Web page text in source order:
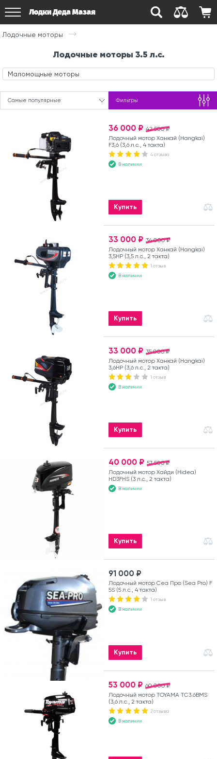
Лодки Деда Мазая
Лодочные моторы
Лодочные моторы 3.5 л.с.
Маломощные моторы
Самые популярные Фильтры
42 500 ₽
36 000 ₽
Лодочный мотор Ханкай (Hangkai)
F3,6 (3,6 л.с., 4 такта)
4 отзыва
В наличии
Купить
34 000 ₽
33 000 ₽
Лодочный мотор Ханкай (Hangkai)
3,5HP (3,5 л.с., 2 такта)
1 отзыв
В наличии
Купить
35 000 ₽
33 000 ₽
Лодочный мотор Ханкай (Hangkai)
3,6HP (3,6 л.с., 2 такта)
1 отзыв
В наличии
Купить
57 500 ₽
40 000 ₽
Лодочный мотор Хайди (Hidea)
HD3FHS (3 л.с., 2 такта)
В наличии
Купить
91 000 ₽
Лодочный мотор Сеа Про (Sea Pro) F
5S (5 л.с., 4 такта)
1 отзыв
В наличии
Купить
60 000 ₽
53 000 ₽
Лодочный мотор TOYAMA TC3.6BMS
(3,6 л.с., 2 такта)
2 отзыва
В наличии